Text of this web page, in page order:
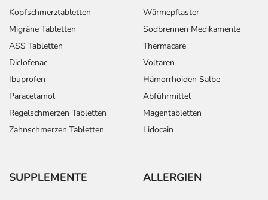
Kopfschmerztabletten
Migräne Tabletten
ASS Tabletten
Diclofenac
Ibuprofen
Paracetamol
Regelschmerzen Tabletten
Zahnschmerzen Tabletten
Wärmepflaster
Sodbrennen Medikamente
Thermacare
Voltaren
Hämorrhoiden Salbe
Abführmittel
Magentabletten
Lidocain
SUPPLEMENTE ALLERGIEN